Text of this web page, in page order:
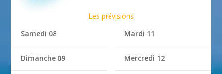
Les prévisions
Samedi 08
Dimanche 09
Mardi 11
Mercredi 12